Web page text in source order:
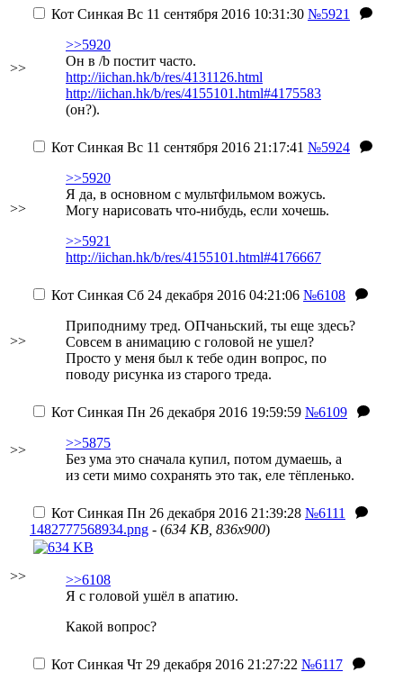
>>
Кот Синкая Вс 11 сентября 2016 10:31:30 №5921
>>5920
Он в /b постит часто.
http://iichan.hk/b/res/4131126.html
http://iichan.hk/b/res/4155101.html#4175583
(он?).
>>
Кот Синкая Вс 11 сентября 2016 21:17:41 №5924
>>5920
Я да, в основном с мультфильмом вожусь.
Могу нарисовать что-нибудь, если хочешь.
>>5921
http://iichan.hk/b/res/4155101.html#4176667
>>
Кот Синкая Сб 24 декабря 2016 04:21:06 №6108
Приподниму тред. ОПчаньский, ты еще здесь?
Совсем в анимацию с головой не ушел?
Просто у меня был к тебе один вопрос, по
поводу рисунка из старого треда.
>>
Кот Синкая Пн 26 декабря 2016 19:59:59 №6109
>>5875
Без ума это сначала купил, потом думаешь, а
из сети мимо сохранять это так, еле тёпленько.
>>
Кот Синкая Пн 26 декабря 2016 21:39:28 №6111
1482777568934.png - (634 KB, 836x900)
>>6108
Я с головой ушёл в апатию.
Какой вопрос?
Кот Синкая Чт 29 декабря 2016 21:27:22 №6117